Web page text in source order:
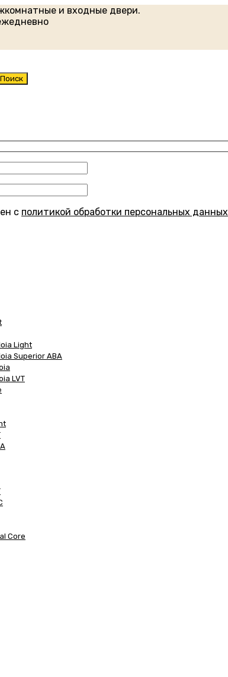
и входные двери.
Поиск
с политикой обработки персональных данных
Light
Superior ABA
LVT
Core